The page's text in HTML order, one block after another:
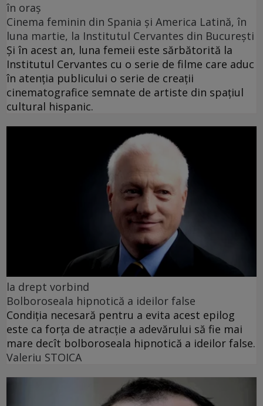
în oraș
Cinema feminin din Spania și America Latină, în
luna martie, la Institutul Cervantes din București
Și în acest an, luna femeii este sărbătorită la
Institutul Cervantes cu o serie de filme care aduc
în atenția publicului o serie de creații
cinematografice semnate de artiste din spațiul
cultural hispanic.
la drept vorbind
Bolboroseala hipnotică a ideilor false
Condiția necesară pentru a evita acest epilog
este ca forța de atracție a adevărului să fie mai
mare decît bolboroseala hipnotică a ideilor false.
Valeriu STOICA